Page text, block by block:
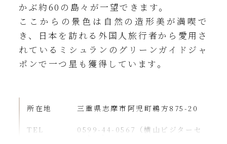
かぶ約60の島々が一望できます。
ここからの景色は自然の造形美が満喫で
き、日本を訪れる外国人旅行者から愛用さ
れているミシュランのグリーンガイドジャ
ポンで一つ星も獲得しています。
所在地 三重県志摩市阿児町鵜方875-20
TEL
0599-44-0567（横山ビジターセ